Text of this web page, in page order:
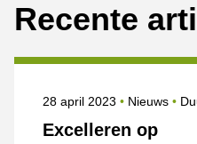
Recente
Excelleren op
Gepubliceerd op
28 april 2023 Categorie
Nieuws